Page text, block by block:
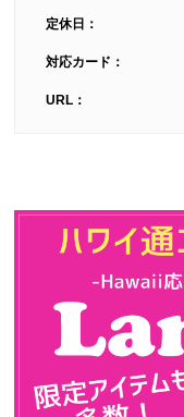
定休日：
対応カード：
URL：